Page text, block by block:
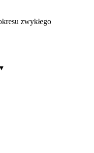
zwykłego
▾